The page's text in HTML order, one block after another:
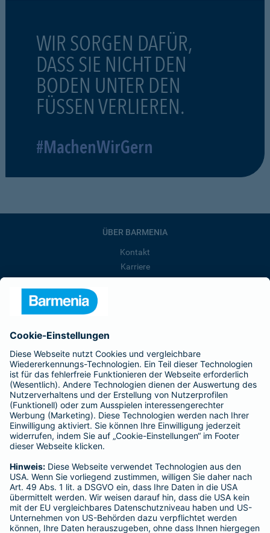
WIR SORGEN DAFÜR,
DASS SIE NICHT DEN
BODEN UNTER DEN
FÜSSEN VERLIEREN.
#MachenWirGern
ÜBER BARMENIA
Kontakt
Karriere
Barmenia ist Teil der BarmeniaGothaer
BELIEBTE SEITEN
Kranken-Zusatzversicherung
Tierversicherungen
Haftpflichtversicherung
Hausratversicherung
Adresse ändern
Schaden melden
Kilometerstandsmeldung
Serviceübersicht